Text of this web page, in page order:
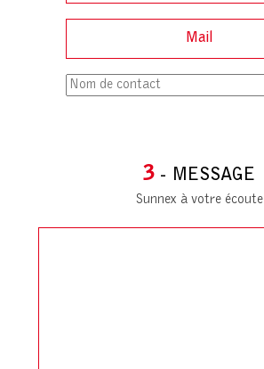
3 - MESSAGE
Sunnex à votre écoute